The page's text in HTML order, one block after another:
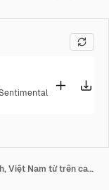
Toàn cảnh Đồi Rồng ở Tam Cốc, Ninh Bình, Việt Nam từ trên cao, với những bậc thang đá uốn lượn, thảm thực vật xanh tốt, những đỉnh núi đá vôi và cánh đồng lúa trải dài vào nền sương mù